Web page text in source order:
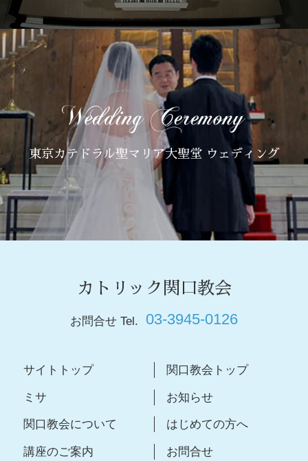
東京カテドラル聖マリア大聖堂 ウェディング
カトリック関口教会
お問合せ Tel. 03-3945-0126
サイトトップ 関口教会トップ
ミサ お知らせ
関口教会について はじめての方へ
講座のご案内 お問合せ